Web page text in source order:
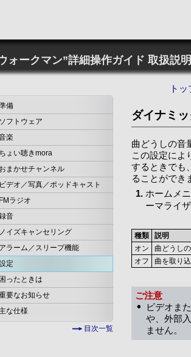
ォークマン”詳細操作ガイド 取扱説
備
ソフトウェア
楽
ちょい聴きmora
おまかせチャンネル
ビデオ／写真／ポッドキャスト
FMラジオ
音
ノイズキャンセリング
アラーム／スリープ機能
定
困ったときは
要なお知らせ
主な仕様
目次一覧
トッ
ダイナミ
曲どうしの音
この設定によ
するときでも
ることができ
ホームメ
ーマライ
種類
説明
オン
曲どうし
オフ
曲を取り
ご注意
ビデオま
や、外部
ません。